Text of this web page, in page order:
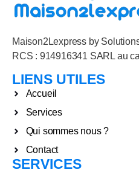
Maison2Lexpress by
RCS : 914916341 SARL au
LIENS UTILES
Accueil
Services
Qui sommes nous ?
Contact
SERVICES